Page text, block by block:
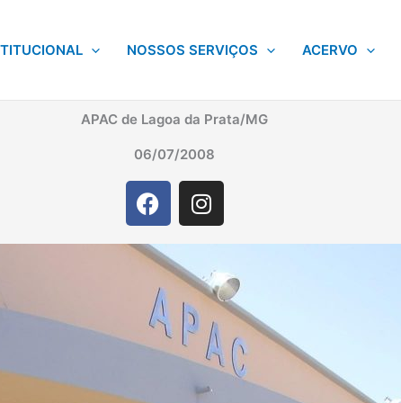
NOSSOS SERVIÇOS ACERVO
APAC de Lagoa da Prata/MG
06/07/2008
F
a
e
b
o
o
k
I
n
a
g
a
m